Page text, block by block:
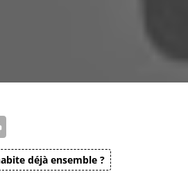
déjà ensemble ?